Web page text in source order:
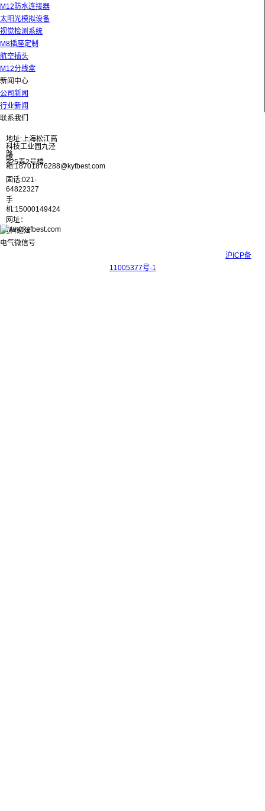
M12防水连接器
太阳光模拟设备
视觉检测系统
M8插座定制
航空插头
M12分线盒
新闻中心
公司新闻
行业新闻
联系我们
地址:上海松江高
科技工业园九泾
路
325弄2号楼
邮
箱:18701876288@kyfbest.com
固话:021-
64822327
手
机:15000149424
网址：
www.kyfbest.com
沪ICP备
11005377号-1